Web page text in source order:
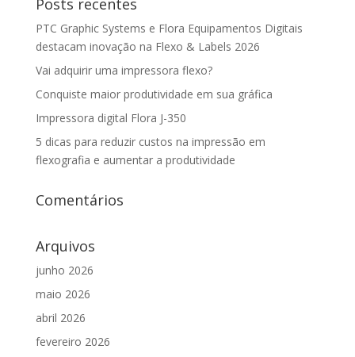
Posts recentes
PTC Graphic Systems e Flora Equipamentos Digitais
destacam inovação na Flexo & Labels 2026
Vai adquirir uma impressora flexo?
Conquiste maior produtividade em sua gráfica
Impressora digital Flora J-350
5 dicas para reduzir custos na impressão em
flexografia e aumentar a produtividade
Comentários
Arquivos
junho 2026
maio 2026
abril 2026
fevereiro 2026